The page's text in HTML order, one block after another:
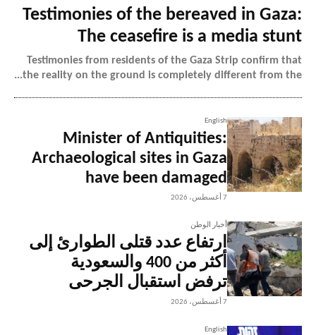
Testimonies of the bereaved in Gaza:
The ceasefire is a media stunt
Testimonies from residents of the Gaza Strip confirm that
the reality on the ground is completely different from the...
English
Minister of Antiquities:
Archaeological sites in Gaza
have been damaged
7 أغسطس، 2026
أخبار الوطن
ارتفاع عدد قتلى الطوارئ إلى
أكثر من 400 والسعودية
ترفض استقبال الجرحى
7 أغسطس، 2026
English